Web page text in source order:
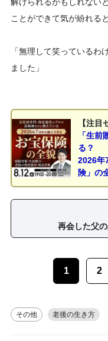
ことができて気が紛れる
「無理して笑っているわ
ました」
【注目
「生
る？
2026年
険」の
再会した父
1 2
その他 老後の生き方